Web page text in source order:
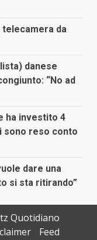
telecamera da
danese
“No ad
ha investito 4
sono reso conto
dare una
si sta ritirando”
Quotidiano
Feed